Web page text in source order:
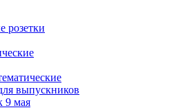
розетки
выпускников
9 мая